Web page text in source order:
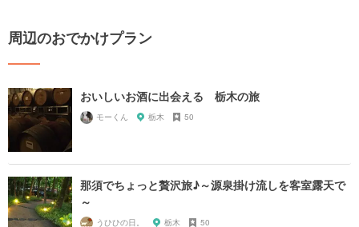
周辺のおでかけプラン
おいしいお酒に出会える 栃木の旅
モーくん 栃木 50
那須でちょっと贅沢旅♪～源泉掛け流しを客室露天で
～
うひひの日。 栃木 50